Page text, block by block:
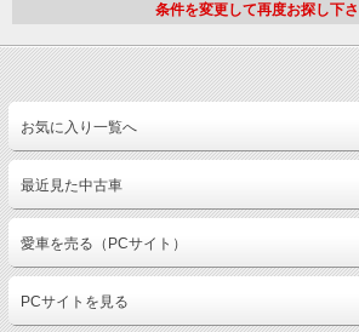
条件を変更して再度お探し下さ
お気に入り一覧へ
最近見た中古車
愛車を売る（PCサイト）
PCサイトを見る